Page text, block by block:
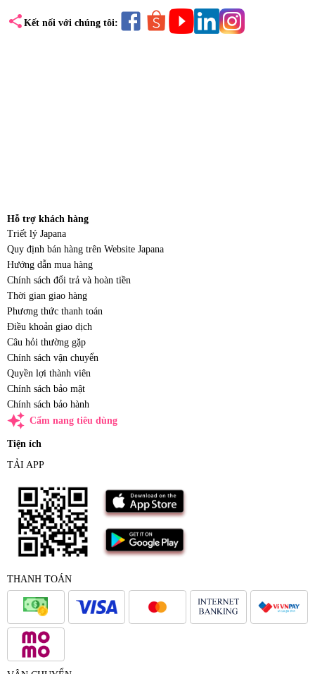
share Kết nối với chúng tôi:
Hỗ trợ khách hàng
Triết lý Japana
Quy định bán hàng trên Website Japana
Hướng dẫn mua hàng
Chính sách đổi trả và hoàn tiền
Thời gian giao hàng
Phương thức thanh toán
Điều khoản giao dịch
Câu hỏi thường gặp
Chính sách vận chuyển
Quyền lợi thành viên
Chính sách bảo mật
Chính sách bảo hành
auto_awesome Cẩm nang tiêu dùng
Tiện ích
TẢI APP
THANH TOÁN